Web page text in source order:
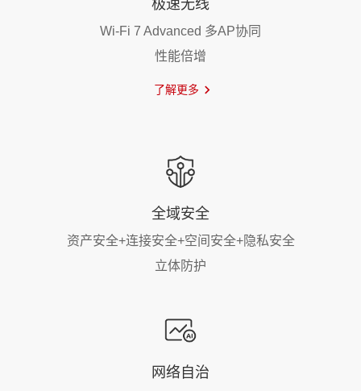
极速无线
Wi-Fi 7 Advanced 多AP协同
性能倍增
了解更多
全域安全
资产安全+连接安全+空间安全+隐私安全
立体防护
网络自治